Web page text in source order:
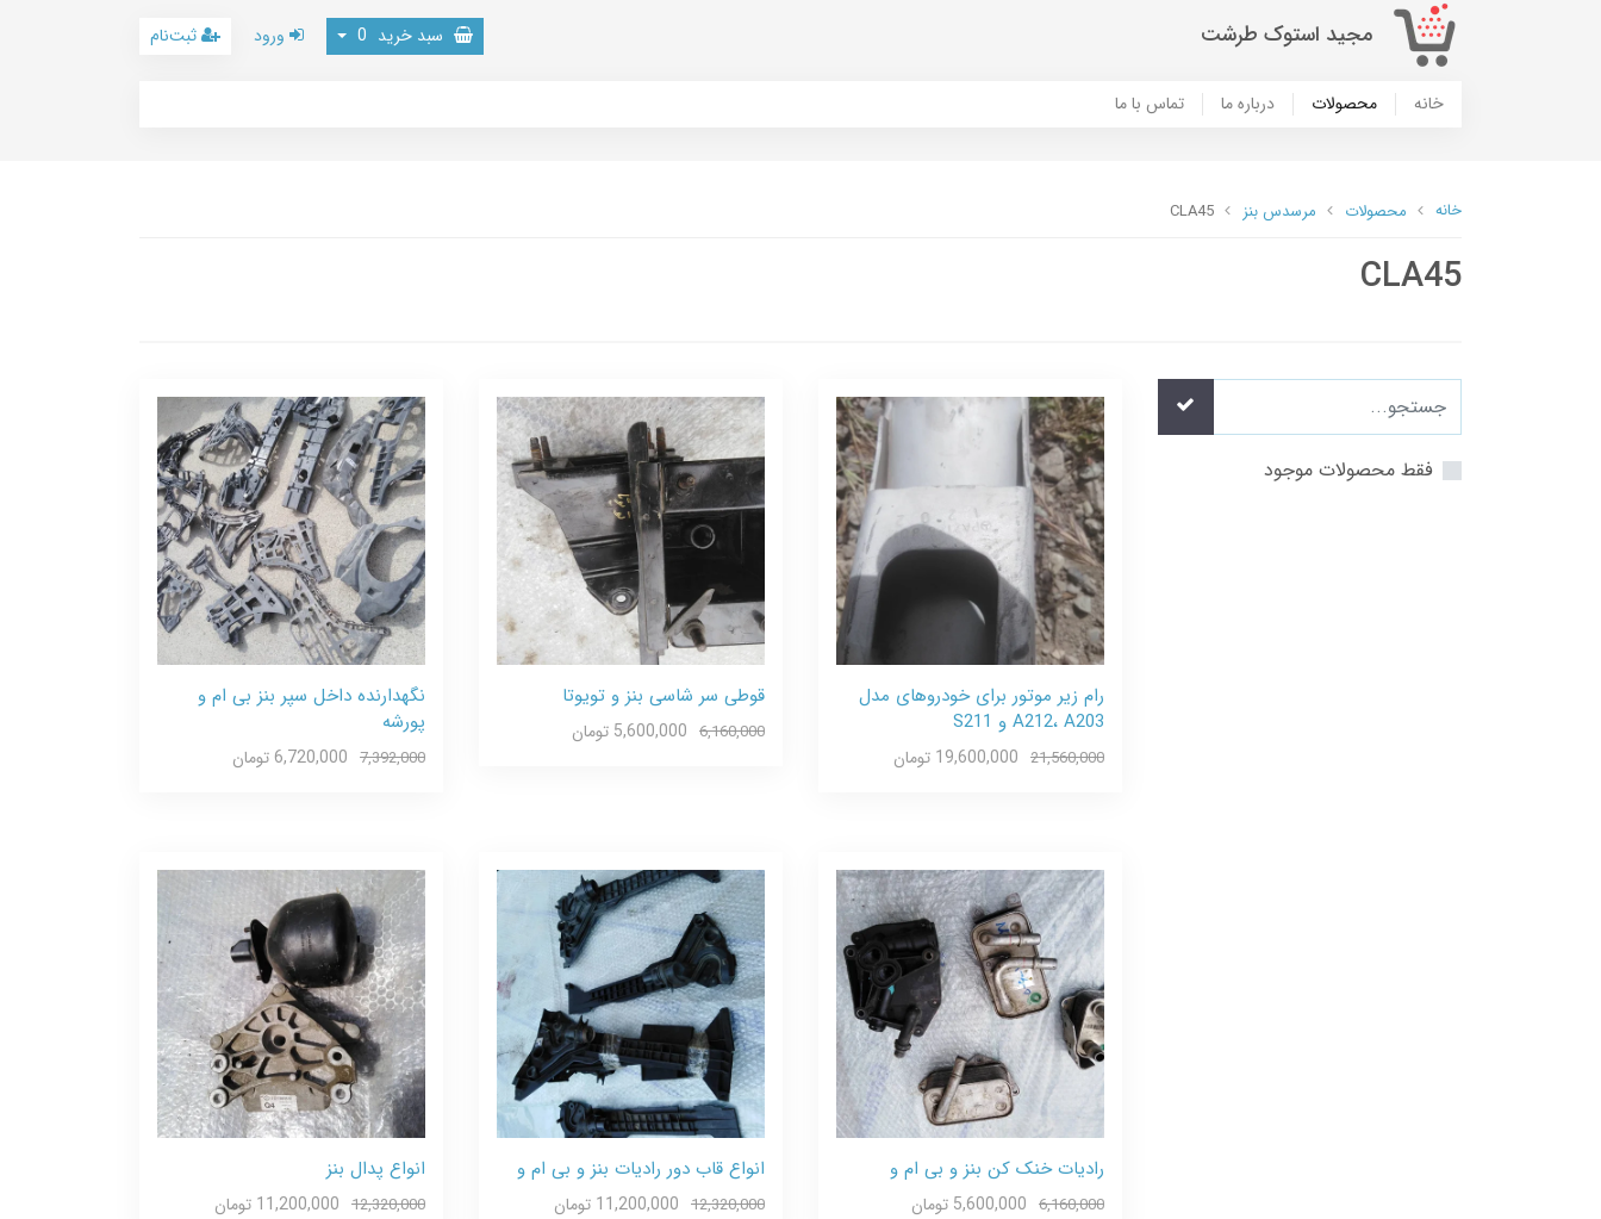
مجید استوک طرشت سبد خرید 0 ورود ثبت‌نام
خانه محصولات درباره ما تماس با ما
خانه محصولات مرسدس بنز CLA45
CLA45
فقط محصولات موجود
رام زیر موتور برای خودروهای مدل
A212، A203 و S211
21,560,000 19,600,000 تومان
قوطی سر شاسی بنز و تویوتا
6,160,000 5,600,000 تومان
نگهدارنده داخل سپر بنز بی ام و
پورشه
7,392,000 6,720,000 تومان
رادیات خنک کن بنز و بی ام و
6,160,000 5,600,000 تومان
انواع قاب دور رادیات بنز و بی ام و
12,320,000 11,200,000 تومان
انواع پدال بنز
12,320,000 11,200,000 تومان